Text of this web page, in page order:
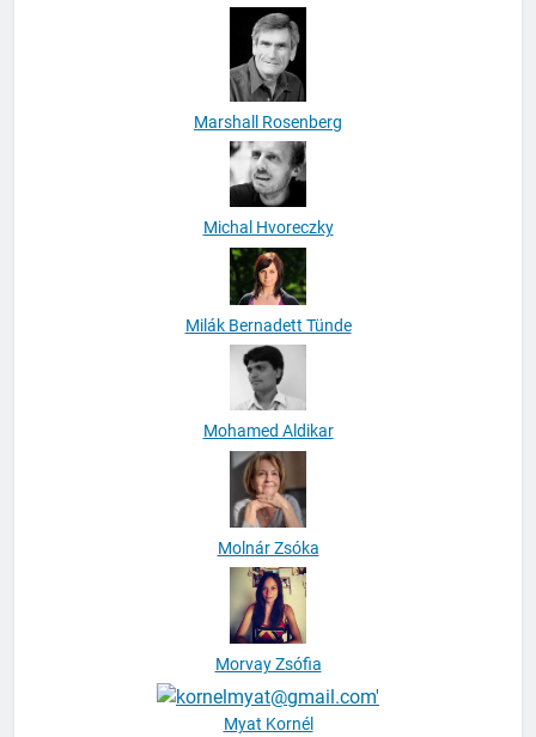
Marshall Rosenberg
Michal Hvoreczky
Milák Bernadett Tünde
Mohamed Aldikar
Molnár Zsóka
Morvay Zsófia
Myat Kornél